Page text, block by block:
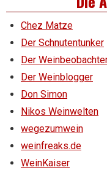
Chez Matze
Der Schnutentunker
Der
Der Weinblogger
Don Simon
Nikos Weinwelten
wegezumwein
weinfreaks.de
WeinKaiser